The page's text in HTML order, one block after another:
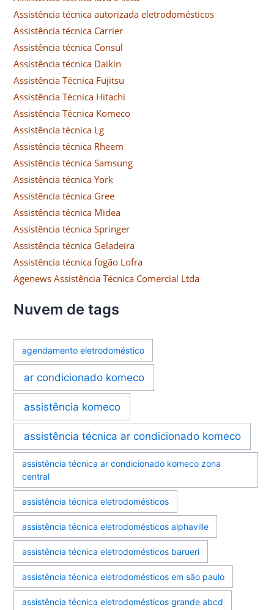
Assistência técnica autorizada eletrodomésticos
Assistência técnica Carrier
Assistência técnica Consul
Assistência técnica Daikin
Assistência Técnica Fujitsu
Assistência Técnica Hitachi
Assistência Técnica Komeco
Assistência técnica Lg
Assistência técnica Rheem
Assistência técnica Samsung
Assistência técnica York
Assistência técnica Gree
Assistência técnica Midea
Assistência técnica Springer
Assistência técnica Geladeira
Assistência técnica fogão Lofra
Agenews Assistência Técnica Comercial Ltda
Nuvem de tags
agendamento eletrodoméstico
ar condicionado komeco
assistência komeco
assistência técnica ar condicionado komeco
assistência técnica ar condicionado komeco zona
central
assistência técnica eletrodomésticos
assistência técnica eletrodomésticos alphaville
assistência técnica eletrodomésticos barueri
assistência técnica eletrodomésticos em são paulo
assistência técnica eletrodomésticos grande abcd